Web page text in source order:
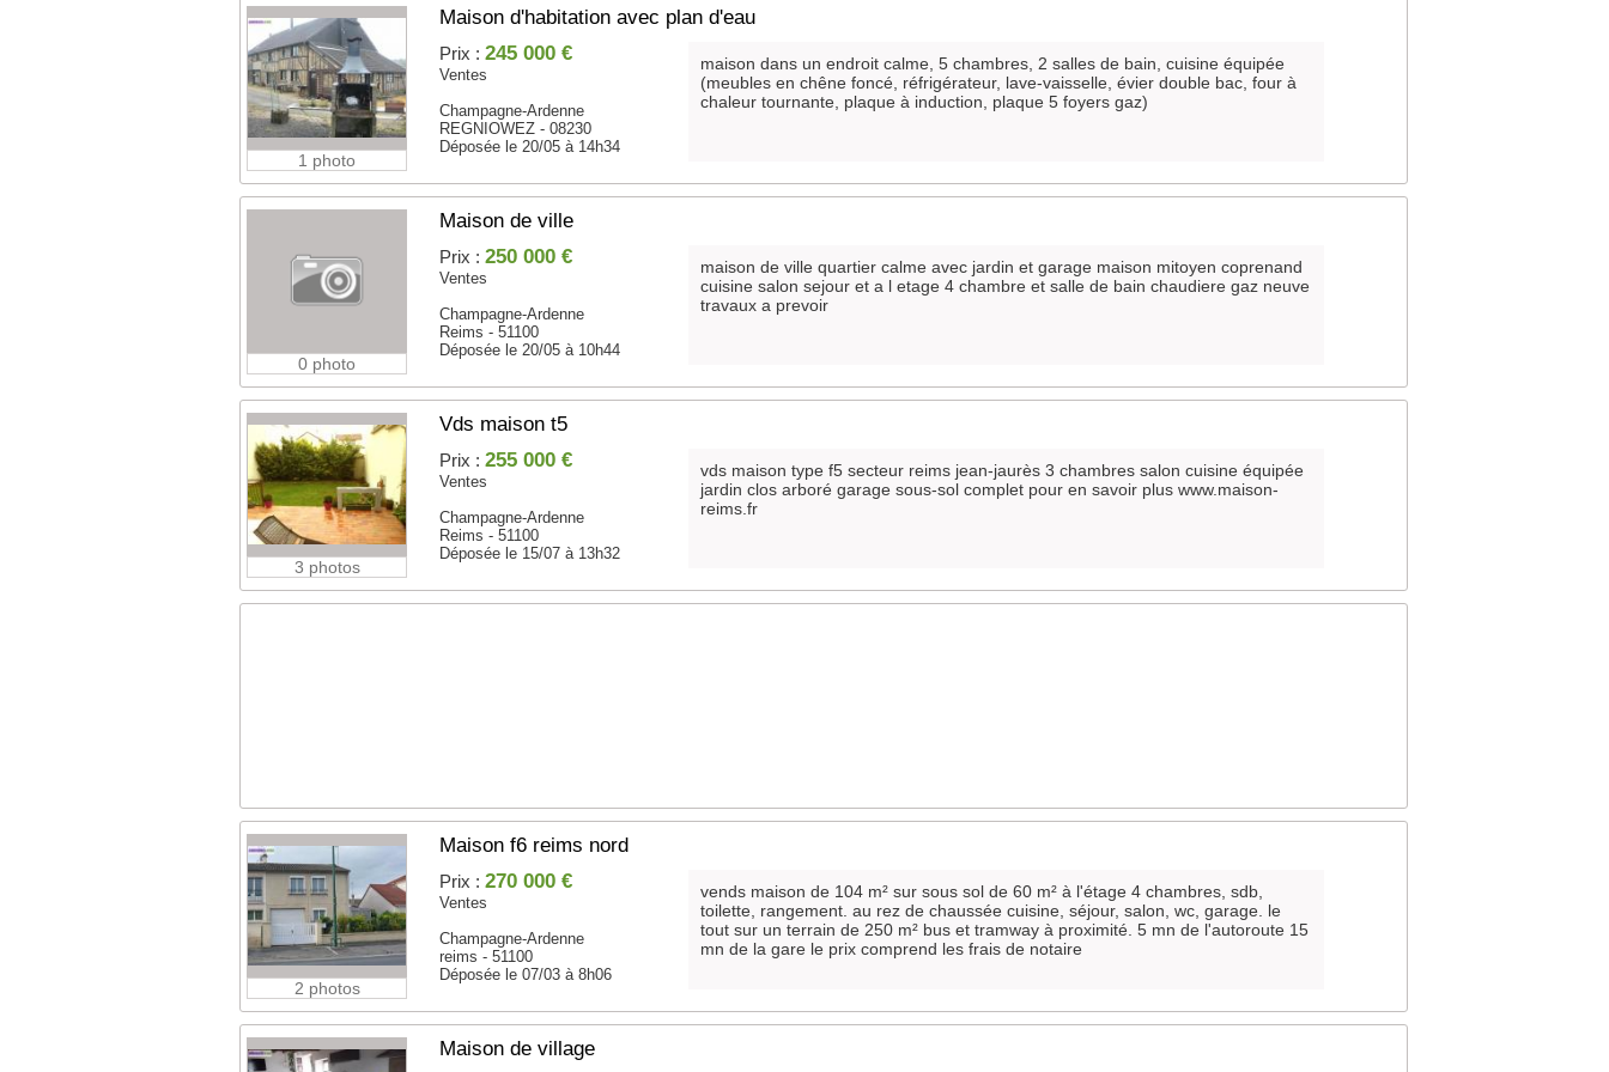
1 photo
Maison d'habitation avec plan d'eau
Prix :245 000 €
Ventes
Champagne-Ardenne
REGNIOWEZ - 08230
Déposée le 20/05 à 14h34
maison dans un endroit calme, 5 chambres, 2 salles de bain, cuisine équipée
(meubles en chêne foncé, réfrigérateur, lave-vaisselle, évier double bac, four à
chaleur tournante, plaque à induction, plaque 5 foyers gaz)
0 photo
Maison de ville
Prix :250 000 €
Ventes
Champagne-Ardenne
Reims - 51100
Déposée le 20/05 à 10h44
maison de ville quartier calme avec jardin et garage maison mitoyen coprenand
cuisine salon sejour et a l etage 4 chambre et salle de bain chaudiere gaz neuve
travaux a prevoir
3 photos
Vds maison t5
Prix :255 000 €
Ventes
Champagne-Ardenne
Reims - 51100
Déposée le 15/07 à 13h32
vds maison type f5 secteur reims jean-jaurès 3 chambres salon cuisine équipée
jardin clos arboré garage sous-sol complet pour en savoir plus www.maison-
reims.fr
2 photos
Maison f6 reims nord
Prix :270 000 €
Ventes
Champagne-Ardenne
reims - 51100
Déposée le 07/03 à 8h06
vends maison de 104 m² sur sous sol de 60 m² à l'étage 4 chambres, sdb,
toilette, rangement. au rez de chaussée cuisine, séjour, salon, wc, garage. le
tout sur un terrain de 250 m² bus et tramway à proximité. 5 mn de l'autoroute 15
mn de la gare le prix comprend les frais de notaire
Maison de village